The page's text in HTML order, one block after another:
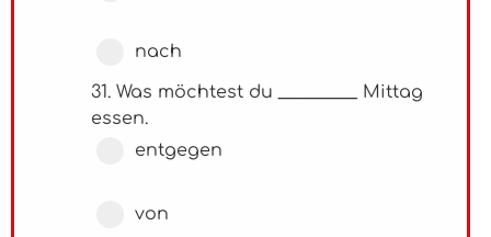
nach
31. Was möchtest du _________ Mittag
essen.
entgegen
von